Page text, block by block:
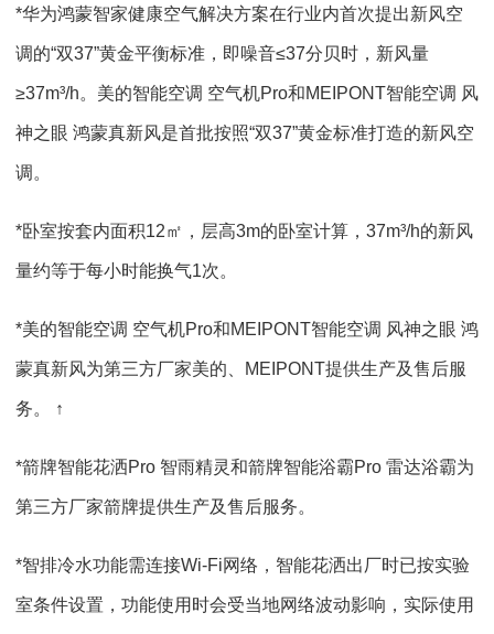
*华为鸿蒙智家健康空气解决方案在行业内首次提出新风空
调的“双37”黄金平衡标准，即噪音≤37分贝时，新风量
≥37m³/h。美的智能空调 空气机Pro和MEIPONT智能空调 风
神之眼 鸿蒙真新风是首批按照“双37”黄金标准打造的新风空
调。
*卧室按套内面积12㎡，层高3m的卧室计算，37m³/h的新风
量约等于每小时能换气1次。
*美的智能空调 空气机Pro和MEIPONT智能空调 风神之眼 鸿
蒙真新风为第三方厂家美的、MEIPONT提供生产及售后服
务。 ↑
*箭牌智能花洒Pro 智雨精灵和箭牌智能浴霸Pro 雷达浴霸为
第三方厂家箭牌提供生产及售后服务。
*智排冷水功能需连接Wi-Fi网络，智能花洒出厂时已按实验
室条件设置，功能使用时会受当地网络波动影响，实际使用